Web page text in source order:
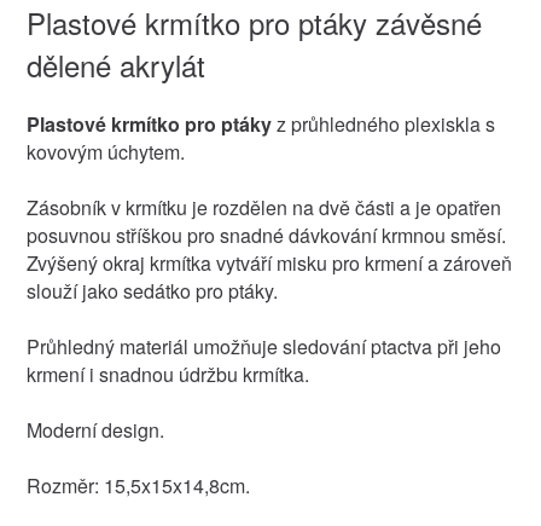
Plastové krmítko pro ptáky závěsné
dělené akrylát
Plastové krmítko pro ptákyz průhledného plexiskla s
kovovým úchytem.
Zásobník v krmítku je rozdělen na dvě části a je opatřen
posuvnou stříškou pro snadné dávkování krmnou směsí.
Zvýšený okraj krmítka vytváří misku pro krmení a zároveň
slouží jako sedátko pro ptáky.
Průhledný materiál umožňuje sledování ptactva při jeho
krmení i snadnou údržbu krmítka.
Moderní design.
Rozměr: 15,5x15x14,8cm.